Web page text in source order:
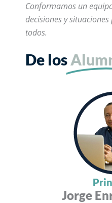
Conformamos un
decisiones y
todos.
De los
Jorge